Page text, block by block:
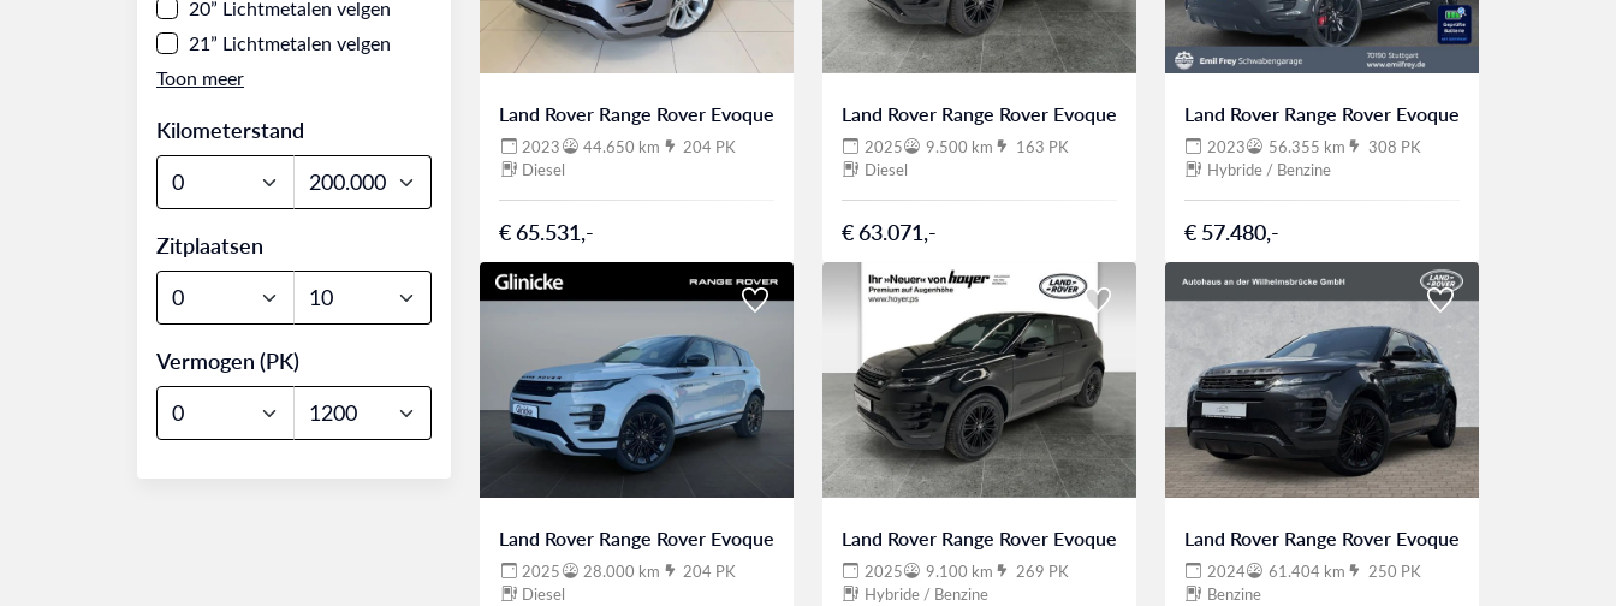
20” Lichtmetalen velgen
21” Lichtmetalen velgen
Kilometerstand
Zitplaatsen
Vermogen (PK)
Land Rover Range Rover Evoque
2023 44.650 km
204 PK
Diesel
€ 65.531,-
Land Rover Range Rover Evoque
2025 9.500 km
163 PK
Diesel
€ 63.071,-
Land Rover Range Rover Evoque
2023 56.355 km
308 PK
Hybride / Benzine
€ 57.480,-
Land Rover Range Rover Evoque
2025 28.000 km
204 PK
Diesel
Land Rover Range Rover Evoque
2025 9.100 km
269 PK
Hybride / Benzine
Land Rover Range Rover Evoque
2024 61.404 km
250 PK
Benzine